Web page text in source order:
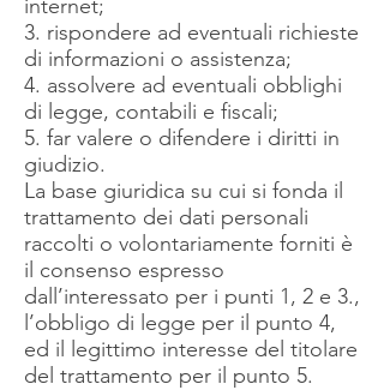
internet;
3. rispondere ad eventuali richieste
di informazioni o assistenza;
4. assolvere ad eventuali obblighi
di legge, contabili e fiscali;
5. far valere o difendere i diritti in
giudizio.
La base giuridica su cui si fonda il
trattamento dei dati personali
raccolti o volontariamente forniti è
il consenso espresso
dall’interessato per i punti 1, 2 e 3.,
l’obbligo di legge per il punto 4,
ed il legittimo interesse del titolare
del trattamento per il punto 5.